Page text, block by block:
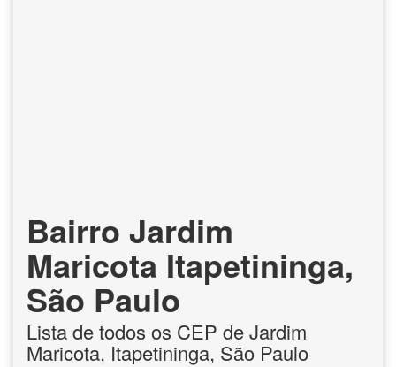
Bairro Jardim
Maricota Itapetininga,
São Paulo
Lista de todos os CEP de Jardim
Maricota, Itapetininga, São Paulo